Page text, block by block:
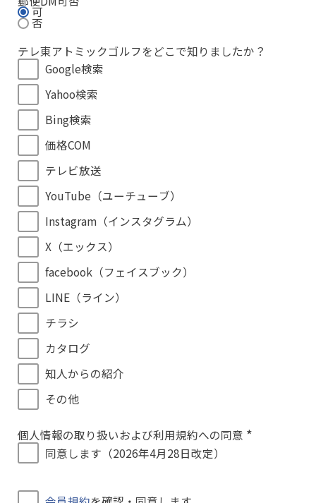
可
否
テレ東アトミックゴルフをどこで知りましたか？
Google検索
Yahoo検索
Bing検索
価格COM
テレビ放送
YouTube（ユーチューブ）
Instagram（インスタグラム）
X（エックス）
facebook（フェイスブック）
LINE（ライン）
チラシ
カタログ
知人からの紹介
その他
個人情報の取り扱いおよび利用規約への同意
同意します（2026年4月28日改定）